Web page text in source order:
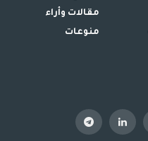
مقالات وأراء
منوعات